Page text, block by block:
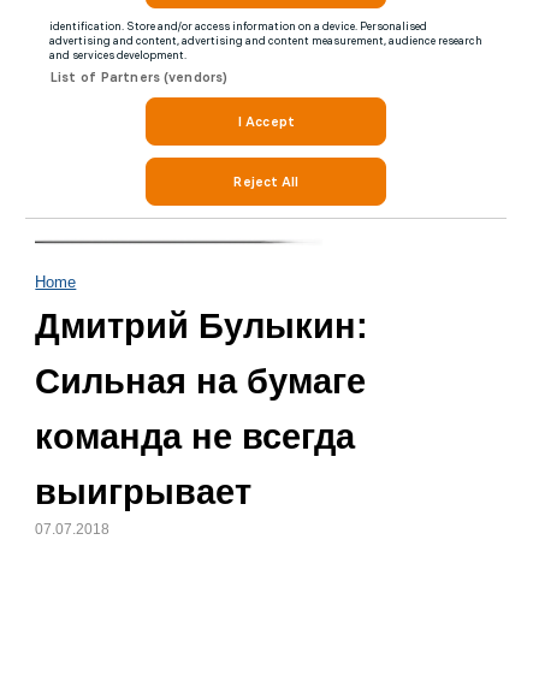
Home
Дмитрий Булыкин:
Сильная на бумаге
команда не всегда
выигрывает
07.07.2018